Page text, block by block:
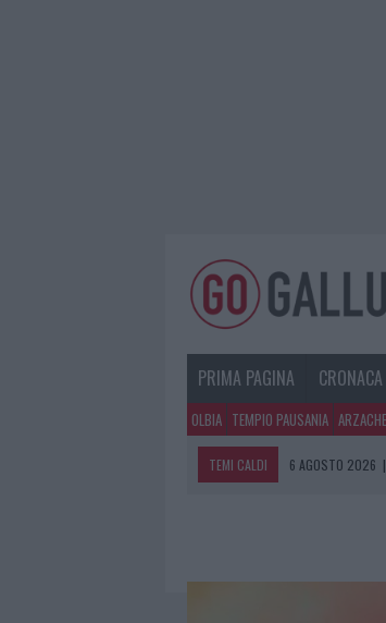
PRIMA PAGINA CRONACA
OLBIA TEMPIO PAUSANIA
TEMI CALDI 6 AGOSTO 2026 |
GALLURA,